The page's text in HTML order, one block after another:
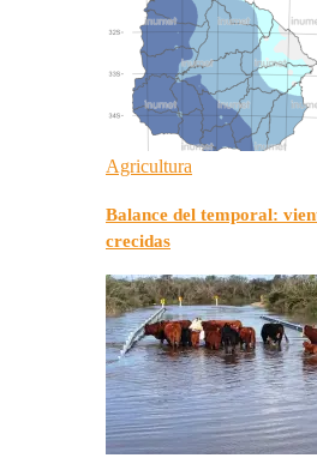
Agricultura
Balance del temporal:
crecidas